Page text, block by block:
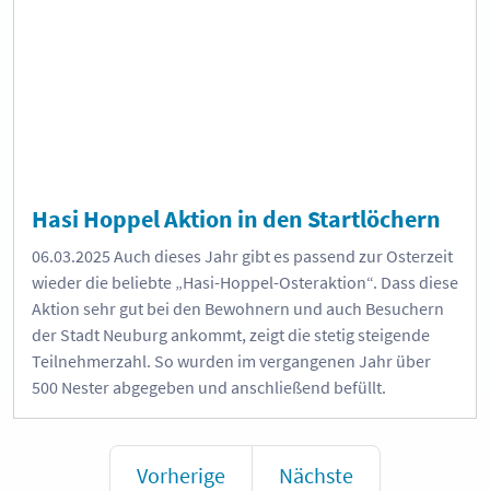
Hasi Hoppel Aktion in den Startlöchern
06.03.2025 Auch dieses Jahr gibt es passend zur Osterzeit
wieder die beliebte „Hasi-Hoppel-Osteraktion“. Dass diese
Aktion sehr gut bei den Bewohnern und auch Besuchern
der Stadt Neuburg ankommt, zeigt die stetig steigende
Teilnehmerzahl. So wurden im vergangenen Jahr über
500 Nester abgegeben und anschließend befüllt.
Vorherige Nächste